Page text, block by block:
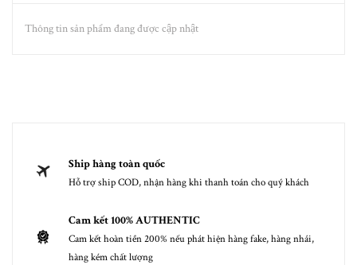
Thông tin sản phẩm đang được cập nhật
Ship hàng toàn quốc
Hỗ trợ ship COD, nhận hàng khi thanh toán cho quý khách
Cam kết 100% AUTHENTIC
Cam kết hoàn tiền 200% nếu phát hiện hàng fake, hàng nhái,
hàng kém chất lượng